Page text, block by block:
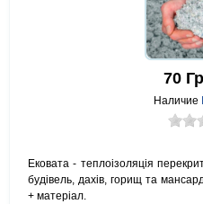
70
Наличие
Ековата - теплоізоляція
будівель, дахів, горищ та
+ матеріал.